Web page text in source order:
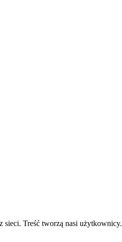
sieci. Treść tworzą nasi użytkownicy.